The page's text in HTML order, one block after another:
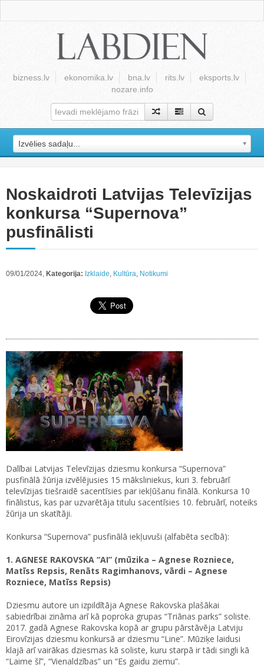
bizness.lv ekonomika.lv bna.lv rits.lv
eksports.lv
nozare.info
Izvēlies sadaļu...
Noskaidroti Latvijas Televīzijas
konkursa “Supernova”
pusfinālisti
09/01/2024, Kategorija: Izklaide, Kultūra, Notikumi
Dalībai Latvijas Televīzijas dziesmu konkursa “Supernova”
pusfinālā žūrija izvēlējusies 15 māksliniekus, kuri 3. februārī
televīzijas tiešraidē sacentīsies par iekļūšanu finālā. Konkursa 10
finālistus, kas par uzvarētāja titulu sacentīsies 10. februārī, noteiks
žūrija un skatītāji.
Konkursa “Supernova” pusfinālā iekļuvuši (alfabēta secībā):
1. AGNESE RAKOVSKA “AI” (mūzika – Agnese Rozniece,
Matīss Repsis, Renāts Ragimhanovs, vārdi – Agnese
Rozniece, Matīss Repsis)
Dziesmu autore un izpildītāja Agnese Rakovska plašākai
sabiedrībai zināma arī kā poproka grupas “Triānas parks” soliste.
2017. gadā Agnese Rakovska kopā ar grupu pārstāvēja Latviju
Eirovīzijas dziesmu konkursā ar dziesmu “Line”. Mūziķe laidusi
klajā arī vairākas dziesmas kā soliste, kuru starpā ir tādi singli kā
“Laime šī”, “Vienaldzības” un “Es gaidu ziemu”.